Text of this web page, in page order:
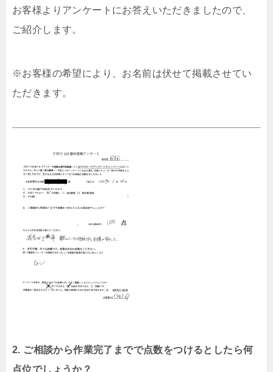
お客様よりアンケートにお答えいただきましたので、
ご紹介します。
※お客様の希望により、お名前は伏せて掲載させてい
ただきます。
2. ご相談から作業完了までで点数をつけるとしたら何
点位でしょうか？